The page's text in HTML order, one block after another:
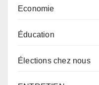
Economie
Éducation
Élections chez nous